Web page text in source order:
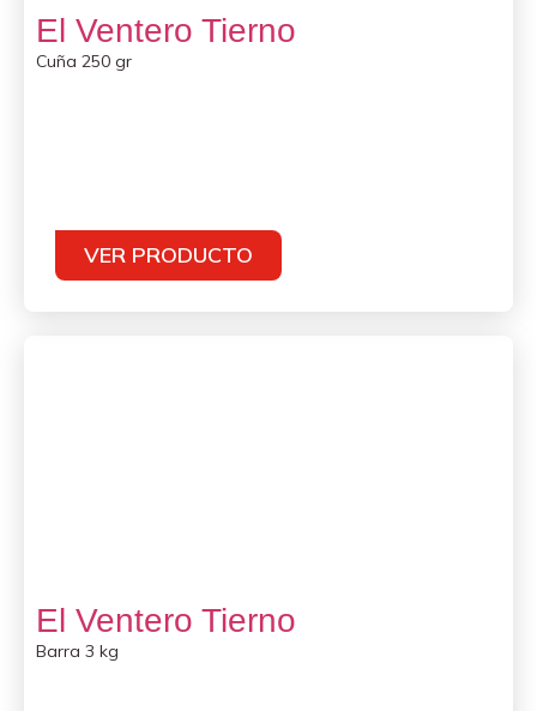
El Ventero Tierno
Cuña 250 gr
VER PRODUCTO
El Ventero Tierno
Barra 3 kg